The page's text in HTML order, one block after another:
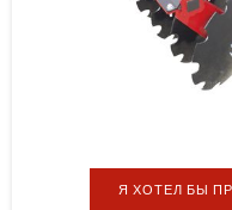
Я ХОТЕЛ БЫ